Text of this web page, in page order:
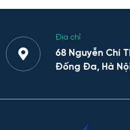
Địa chỉ
68 Nguyễn Chí
Đống Đa, Hà